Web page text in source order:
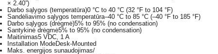
× 2.40”)
Darbo sąlygos (temperatūra)0 °C to 40 °C (32 °F to 104 °F)
Sandėliavimo sąlygos temperatūra–40 °C to 85 °C (–40 °F to 185 °F)
Darbo sąlygos (drėgmė)5% to 95% (no condensation)
Santykinė drėgmė5% to 95% (no condensation)
Maitinimas5 VDC, 1 A
Installation ModeDesk-Mounted
Maks. energijos sunaudojimas/